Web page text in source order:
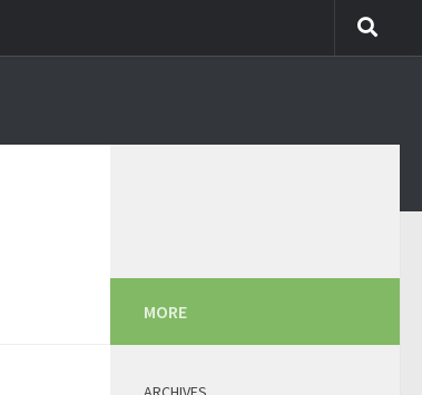
MORE